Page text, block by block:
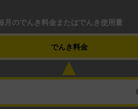
月のでんき料金またはでんき使用量
でんき料金